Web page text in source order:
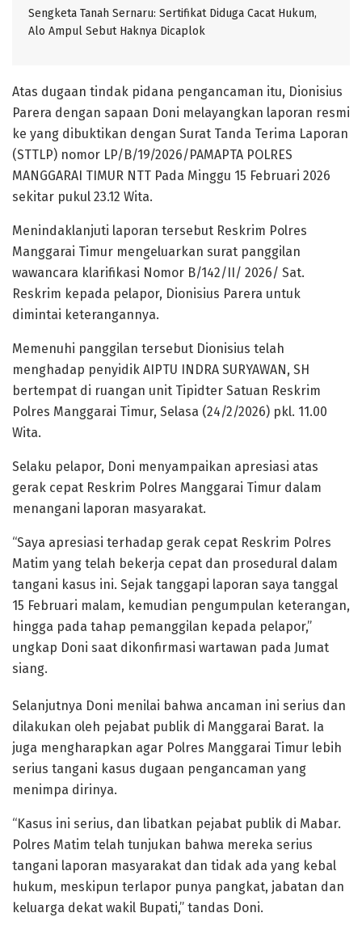
Sengketa Tanah Sernaru: Sertifikat Diduga Cacat Hukum,
Alo Ampul Sebut Haknya Dicaplok
Atas dugaan tindak pidana pengancaman itu, Dionisius
Parera dengan sapaan Doni melayangkan laporan resmi
ke yang dibuktikan dengan Surat Tanda Terima Laporan
(STTLP) nomor LP/B/19/2026/PAMAPTA POLRES
MANGGARAI TIMUR NTT Pada Minggu 15 Februari 2026
sekitar pukul 23.12 Wita.
Menindaklanjuti laporan tersebut Reskrim Polres
Manggarai Timur mengeluarkan surat panggilan
wawancara klarifikasi Nomor B/142/II/ 2026/ Sat.
Reskrim kepada pelapor, Dionisius Parera untuk
dimintai keterangannya.
Memenuhi panggilan tersebut Dionisius telah
menghadap penyidik AIPTU INDRA SURYAWAN, SH
bertempat di ruangan unit Tipidter Satuan Reskrim
Polres Manggarai Timur, Selasa (24/2/2026) pkl. 11.00
Wita.
Selaku pelapor, Doni menyampaikan apresiasi atas
gerak cepat Reskrim Polres Manggarai Timur dalam
menangani laporan masyarakat.
“Saya apresiasi terhadap gerak cepat Reskrim Polres
Matim yang telah bekerja cepat dan prosedural dalam
tangani kasus ini. Sejak tanggapi laporan saya tanggal
15 Februari malam, kemudian pengumpulan keterangan,
hingga pada tahap pemanggilan kepada pelapor,”
ungkap Doni saat dikonfirmasi wartawan pada Jumat
siang.
Selanjutnya Doni menilai bahwa ancaman ini serius dan
dilakukan oleh pejabat publik di Manggarai Barat. Ia
juga mengharapkan agar Polres Manggarai Timur lebih
serius tangani kasus dugaan pengancaman yang
menimpa dirinya.
“Kasus ini serius, dan libatkan pejabat publik di Mabar.
Polres Matim telah tunjukan bahwa mereka serius
tangani laporan masyarakat dan tidak ada yang kebal
hukum, meskipun terlapor punya pangkat, jabatan dan
keluarga dekat wakil Bupati,” tandas Doni.